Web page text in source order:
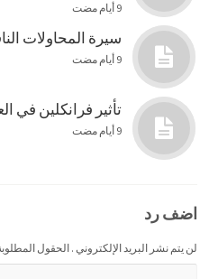
9 أيام مضت
سيرة المحاولات
9 أيام مضت
تأثير فرانكلين في
9 أيام مضت
اضف رد
لن يتم نشر البريد الإلكتروني . الحقول